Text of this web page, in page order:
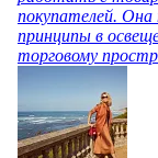
покупателей.
принципы в
торговому